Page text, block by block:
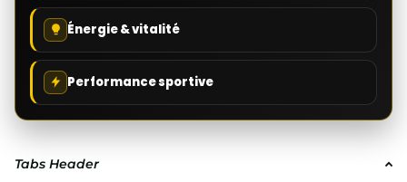
Énergie & vitalité
Performance sportive
Tabs Header